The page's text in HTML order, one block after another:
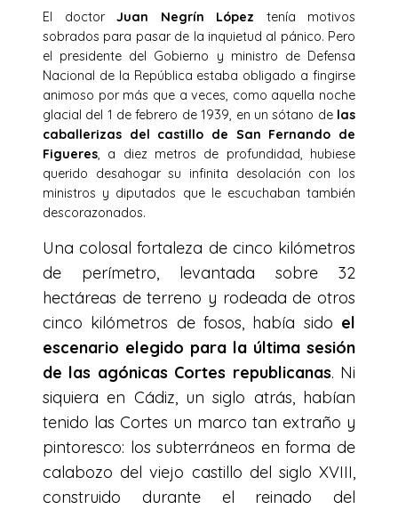
El doctorJuan Negrín López tenía motivos
sobrados para pasar de la inquietud al pánico. Pero
el presidente del Gobierno y ministro de Defensa
Nacional de la República estaba obligado a fingirse
animoso por más que a veces, como aquella noche
glacial del 1 de febrero de 1939, en un sótano de las
caballerizas del castillo de San Fernando de
Figueres, a diez metros de profundidad, hubiese
querido desahogar su infinita desolación con los
ministros y diputados que le escuchaban también
descorazonados.
Una colosal fortaleza de cinco kilómetros
de perímetro, levantada sobre 32
hectáreas de terreno y rodeada de otros
cinco kilómetros de fosos, había sido el
escenario elegido para la última sesión
de las agónicas Cortes republicanas. Ni
siquiera en Cádiz, un siglo atrás, habían
tenido las Cortes un marco tan extraño y
pintoresco: los subterráneos en forma de
calabozo del viejo castillo del siglo XVIII,
construido durante el reinado del